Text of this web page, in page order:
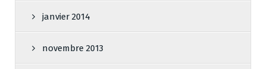
janvier 2014
novembre 2013